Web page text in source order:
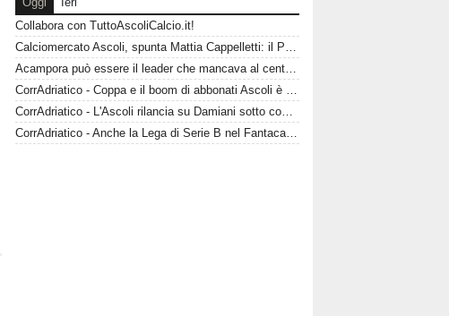
Collabora con TuttoAscoliCalcio.it!
Calciomercato Ascoli, spunta Mattia Cappelletti: il Picchio sfida il Catanzaro per il talento del Milan
Acampora può essere il leader che mancava al centrocampo? L'Ascoli punta sulla sua esperienza
CorrAdriatico - Coppa e il boom di abbonati Ascoli è affamata di calcio
CorrAdriatico - L'Ascoli rilancia su Damiani sotto contratto fino al 2028
CorrAdriatico - Anche la Lega di Serie B nel Fantacalcio